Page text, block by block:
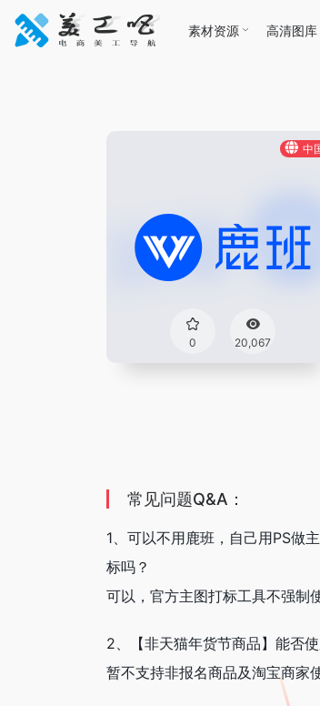
素材资源 高清图库
中
0 20,067
常见问题Q&A：
1、可以不用鹿班，自己用PS做
标吗？
可以，官方主图打标工具不强制
2、【非天猫年货节商品】能否
暂不支持非报名商品及淘宝商家